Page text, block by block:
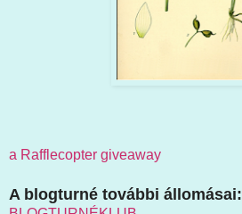
a Rafflecopter giveaway
A blogturné további állomásai: